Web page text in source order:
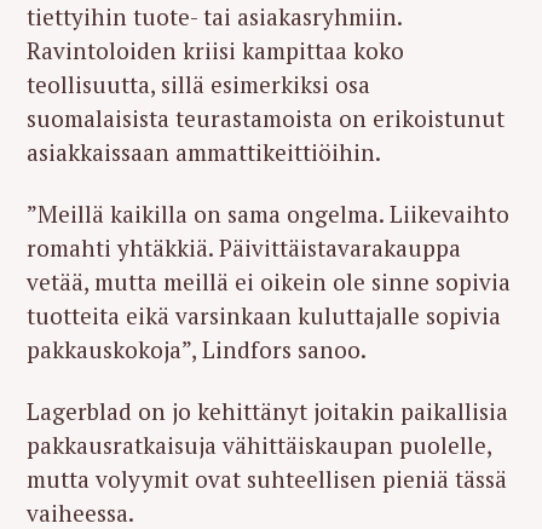
tiettyihin tuote- tai asiakasryhmiin.
Ravintoloiden kriisi kampittaa koko
teollisuutta, sillä esimerkiksi osa
suomalaisista teurastamoista on erikoistunut
asiakkaissaan ammattikeittiöihin.
”Meillä kaikilla on sama ongelma. Liikevaihto
romahti yhtäkkiä. Päivittäistavarakauppa
vetää, mutta meillä ei oikein ole sinne sopivia
tuotteita eikä varsinkaan kuluttajalle sopivia
pakkauskokoja”, Lindfors sanoo.
Lagerblad on jo kehittänyt joitakin paikallisia
pakkausratkaisuja vähittäiskaupan puolelle,
mutta volyymit ovat suhteellisen pieniä tässä
vaiheessa.